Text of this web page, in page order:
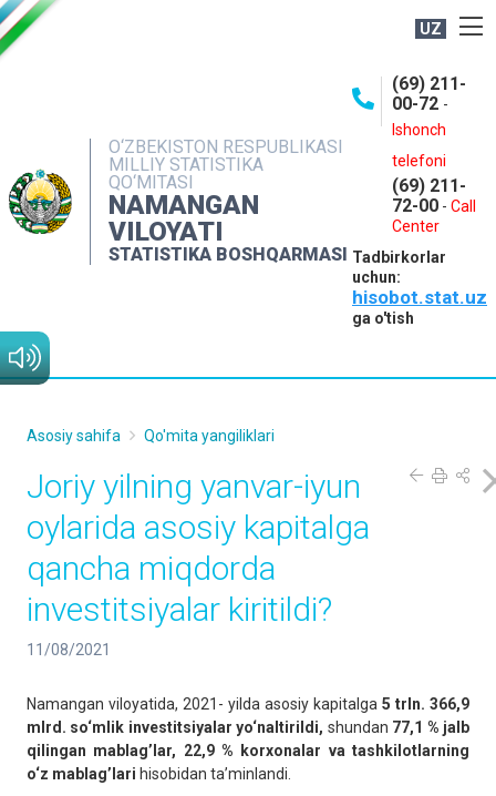
UZ
O‘ZBEKISTON RESPUBLIKASI
MILLIY STATISTIKA
QO‘MITASI
NAMANGAN
VILOYATI
STATISTIKA BOSHQARMASI
(69) 211-
00-72 -
Ishonch
telefoni
(69) 211-
72-00 - Call
Center
Tadbirkorlar
uchun:
hisobot.stat.uz
ga o'tish
NASHRLAR
INTERAKTIV XIZMATLAR
MATBUOT XIZMATI
MUROJAATLAR
Asosiy sahifa Qo'mita yangiliklari
Joriy yilning yanvar-iyun
oylarida asosiy kapitalga
qancha miqdorda
investitsiyalar kiritildi?
11/08/2021
Namangan viloyatida, 2021- yilda asosiy kapitalga 5 trln. 366,9
mlrd. so‘mlik investitsiyalar yo‘naltirildi, shundan 77,1 % jalb
qilingan mablag’lar, 22,9 % korxonalar va tashkilotlarning
o‘z mablag’lari hisobidan ta’minlandi.